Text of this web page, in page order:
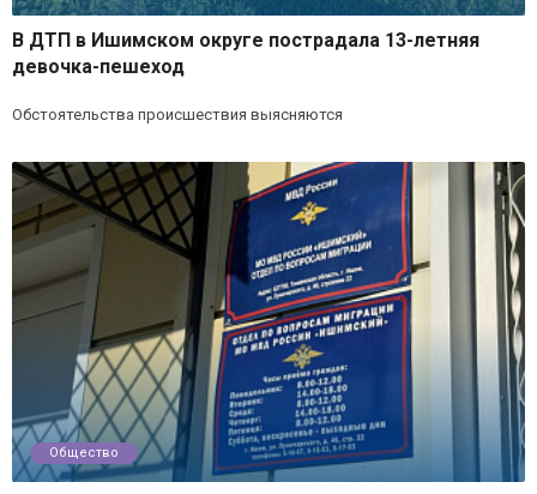
В ДТП в Ишимском округе пострадала 13-летняя
девочка-пешеход
Обстоятельства происшествия выясняются
Общество